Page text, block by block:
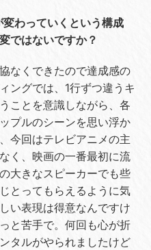
わっていくという構成
ではないですか？
なくできたので達成感の
ングでは、1行ずつ違うキ
ことを意識しながら、各
プルのシーンを思い浮か
今回はテレビアニメの主
く、映画の一番最初に流
大きなスピーカーでも些
とってもらえるように気
い表現は得意なんですけ
と苦手で。何回も心が折
タルがやられましたけど